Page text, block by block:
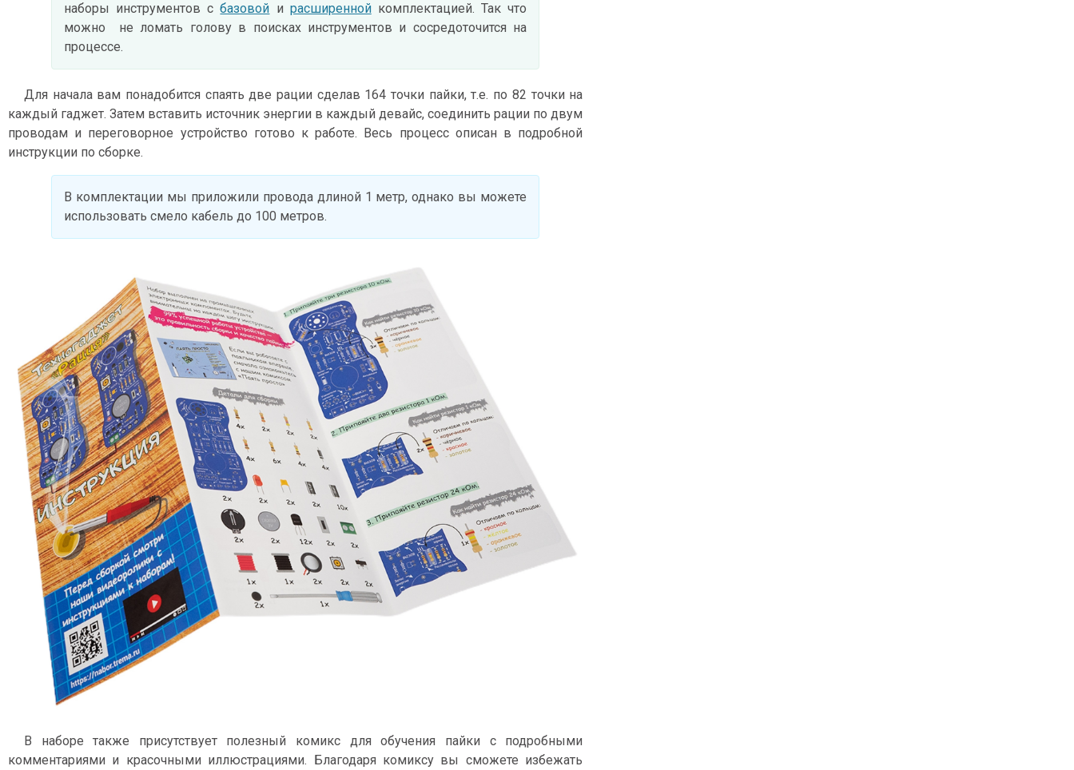
наборы инструментов cбазовой и расширеннойкомплектацией. Так что
можно не ломать голову в поисках инструментов и сосредоточится на
процессе.
Для начала вам понадобится спаять две рации сделав 164 точки пайки, т.е. по 82 точки на
каждый гаджет. Затем вставить источник энергии в каждый девайс, соединить рации по двум
проводам и переговорное устройство готово к работе. Весь процесс описан в подробной
инструкции по сборке.
В комплектации мы приложили провода длиной 1 метр, однако вы можете
использовать смело кабель до 100 метров.
В наборе также присутствует полезный комикс для обучения пайки с подробными
комментариями и красочными иллюстрациями. Благодаря комиксу вы сможете избежать